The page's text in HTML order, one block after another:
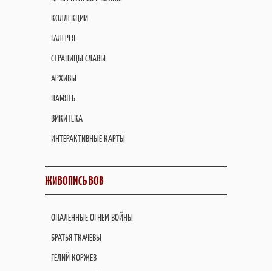
КОЛЛЕКЦИИ
ГАЛЕРЕЯ
СТРАНИЦЫ СЛАВЫ
АРХИВЫ
ПАМЯТЬ
ВИКИТЕКА
ИНТЕРАКТИВНЫЕ КАРТЫ
ЖИВОПИСЬ ВОВ
ОПАЛЕННЫЕ ОГНЕМ ВОЙНЫ
БРАТЬЯ ТКАЧЕВЫ
ГЕЛИЙ КОРЖЕВ